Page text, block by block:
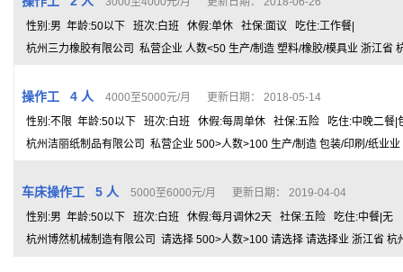
性别:男 年龄:50以下 班次:白班 休假:单休 社保:面议 吃住:工作餐|
杭州三力橡胶有限公司 私营企业 人数<50 生产/制造 塑料/橡胶/模具业 浙江省
操作工 4 人
4000至5000元/月 更新日期： 2018-05-14
性别:不限 年龄:50以下 班次:白班 休假:每周单休 社保:五险 吃住:中晚二餐|
杭州洁丽纸制品有限公司 私营企业 500>人数>100 生产/制造 包装/印刷/纸业业
车床操作工 5 人
5000至6000元/月 更新日期： 2019-04-04
性别:男 年龄:50以下 班次:白班 休假:每月调休2天 社保:五险 吃住:中餐|无
杭州博然机械制造有限公司 请选择 500>人数>100 请选择 请选择业 浙江省 杭